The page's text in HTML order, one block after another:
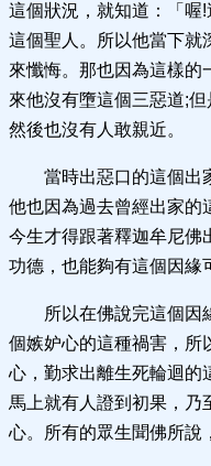
這個狀況，就知道：「喔
這個聖人。所以他當下就
來懺悔。那也因為這樣的
來他沒有墮這個三惡道;
然後也沒有人敢親近。
當時出惡口的這個出
他也因為過去曾經出家的
今生才得跟著釋迦牟尼佛
功德，也能夠有這個因緣
所以在佛說完這個因
個嫉妒心的這種禍害，所
心，勤求出離生死輪迴的
馬上就有人證到初果，乃
心。所有的眾生聞佛所說